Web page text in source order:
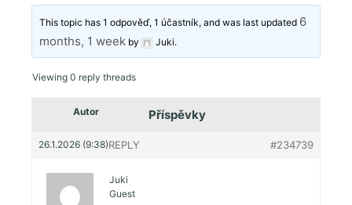
This topic has 1 odpověď, 1 účastník, and was last updated 6
months, 1 week by Juki.
Viewing 0 reply threads
Autor Příspěvky
26.1.2026 (9:38) #234739
REPLY
Juki
Guest